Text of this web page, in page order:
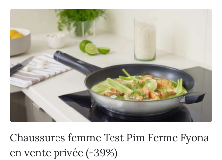
Chaussures femme Test Pim Ferme Fyona
en vente privée (-39%)